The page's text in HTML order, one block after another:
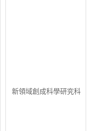
新領域創成科學研究科